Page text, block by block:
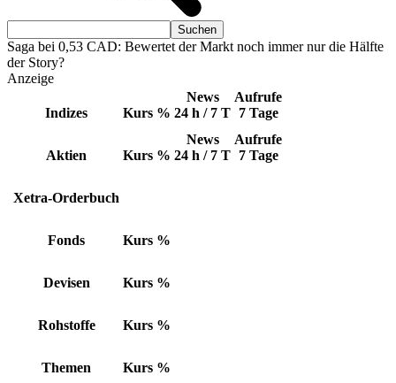
Saga bei 0,53 CAD: Bewertet der Markt noch immer nur die Hälfte
der Story?
Anzeige
Indizes Kurs %
News
24 h / 7 T
Aufrufe
7 Tage
Aktien Kurs %
News
24 h / 7 T
Aufrufe
7 Tage
Xetra-Orderbuch
Fonds Kurs %
Devisen Kurs %
Rohstoffe Kurs %
Themen Kurs %